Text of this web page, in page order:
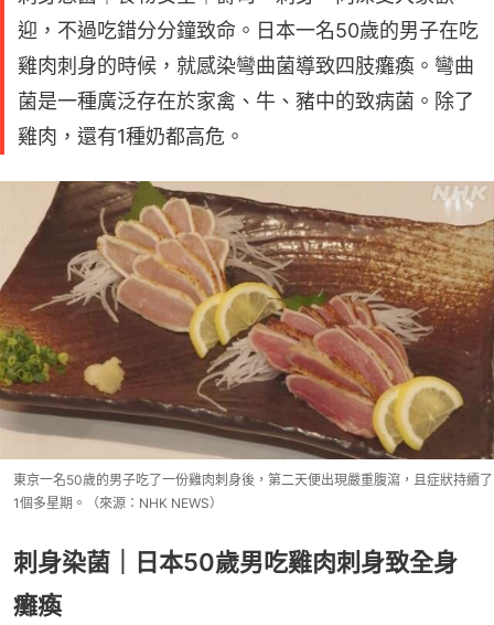
迎，不過吃錯分分鐘致命。日本一名50歲的男子在吃
雞肉刺身的時候，就感染彎曲菌導致四肢癱瘓。彎曲
菌是一種廣泛存在於家禽、牛、豬中的致病菌。除了
雞肉，還有1種奶都高危。
東京一名50歲的男子吃了一份雞肉刺身後，第二天便出現嚴重腹瀉，且症狀持續了
1個多星期。（來源：NHK NEWS）
刺身染菌｜日本50歲男吃雞肉刺身致全身
癱瘓